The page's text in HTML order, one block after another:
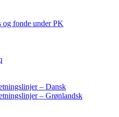
og fonde under PK
– Dansk
– Grønlandsk